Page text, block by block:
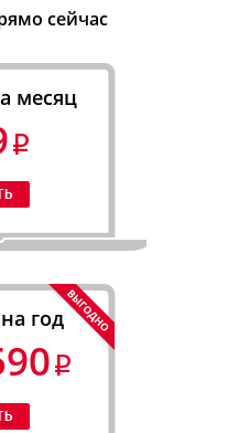
сейчас
месяц
год